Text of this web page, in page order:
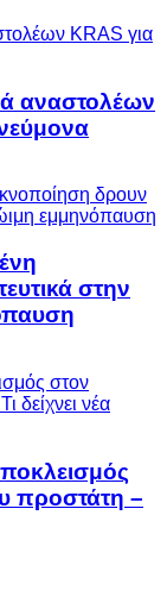
αναστολέων
στην
προστάτη –